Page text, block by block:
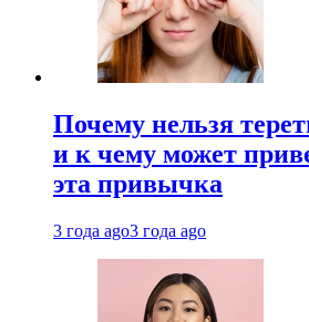
Почему нельзя
и к чему может
эта привычка
3 года ago3 года ago